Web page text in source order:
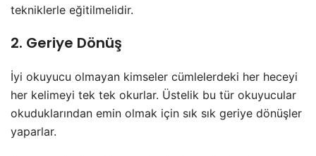
tekniklerle eğitilmelidir.
2. Geriye Dönüş
İyi okuyucu olmayan kimseler cümlelerdeki her heceyi
her kelimeyi tek tek okurlar. Üstelik bu tür okuyucular
okuduklarından emin olmak için sık sık geriye dönüşler
yaparlar.